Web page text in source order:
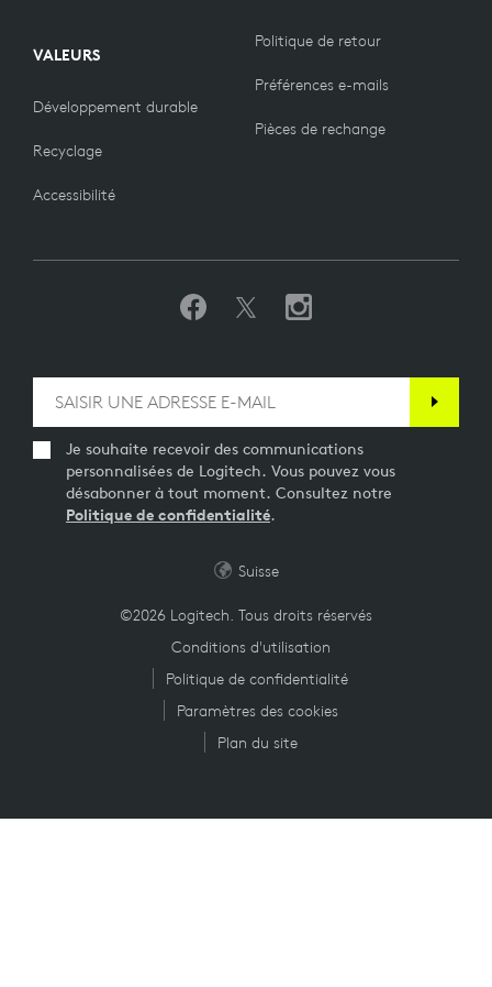
VALEURS
Développement durable
Recyclage
Accessibilité
Politique de retour
Préférences e-mails
Pièces de rechange
Je souhaite recevoir des communications
personnalisées de Logitech. Vous pouvez vous
désabonner à tout moment. Consultez notre
Politique de confidentialité.
©2026 Logitech. Tous droits réservés
Conditions d'utilisation
Politique de confidentialité
Paramètres des cookies
Plan du site
Suisse